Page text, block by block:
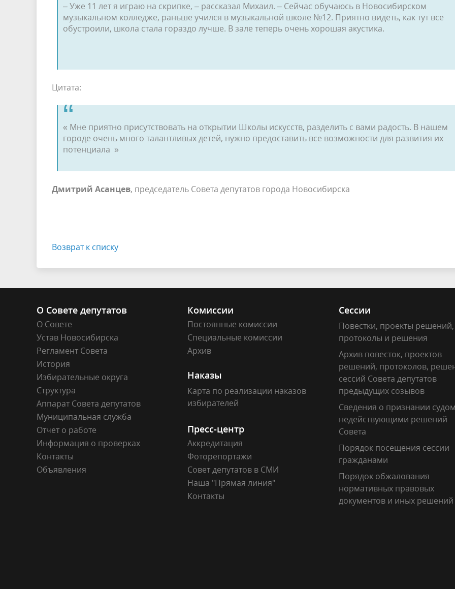
– Уже 11 лет я играю на скрипке, – рассказал Михаил. – Сейчас обучаюсь в Новосибирском
музыкальном колледже, раньше учился в музыкальной школе №12. Приятно видеть, как тут все
обустроили, школа стала гораздо лучше. В зале теперь очень хорошая акустика.
Цитата:
« Мне приятно присутствовать на открытии Школы искусств, разделить с вами радость. В нашем
городе очень много талантливых детей, нужно предоставить все возможности для развития их
потенциала »
Дмитрий Асанцев, председатель Совета депутатов города Новосибирска
Возврат к списку
О Совете депутатов
О Совете
Устав Новосибирска
Регламент Совета
История
Избирательные округа
Структура
Аппарат Совета депутатов
Муниципальная служба
Отчет о работе
Информация о проверках
Контакты
Объявления
Комиссии
Постоянные комиссии
Специальные комиссии
Архив
Сессии
Повестки, проекты решений,
протоколы и решения
Архив повесток, проектов
решений, протоколов,
сессий Совета депутатов
предыдущих созывов
Сведения о признании судом
недействующими решений
Совета
Порядок посещения сессии
гражданами
Порядок обжалования
нормативных правовых
документов и иных решений
Наказы
Карта по реализации наказов
избирателей
Пресс-центр
Аккредитация
Фоторепортажи
Совет депутатов в СМИ
Наша "Прямая линия"
Контакты